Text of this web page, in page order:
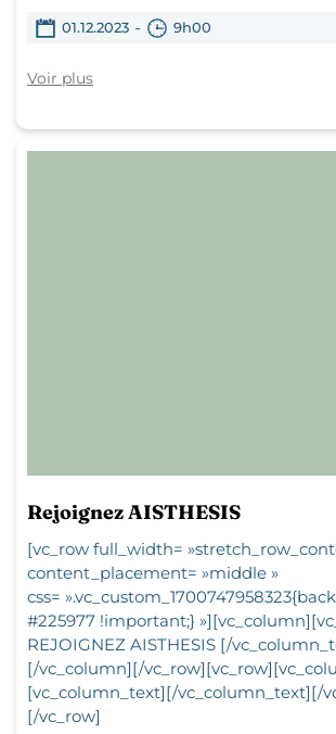
01.12.2023 - 9h00
Voir plus
Rejoignez AISTHESIS
[vc_row full_width=
content_placement= »middle »
css=
#225977 !important;}
REJOIGNEZ AISTHESIS [/
[/vc_column][/
[vc_column_text][/vc_column_text][/
[/vc_row]